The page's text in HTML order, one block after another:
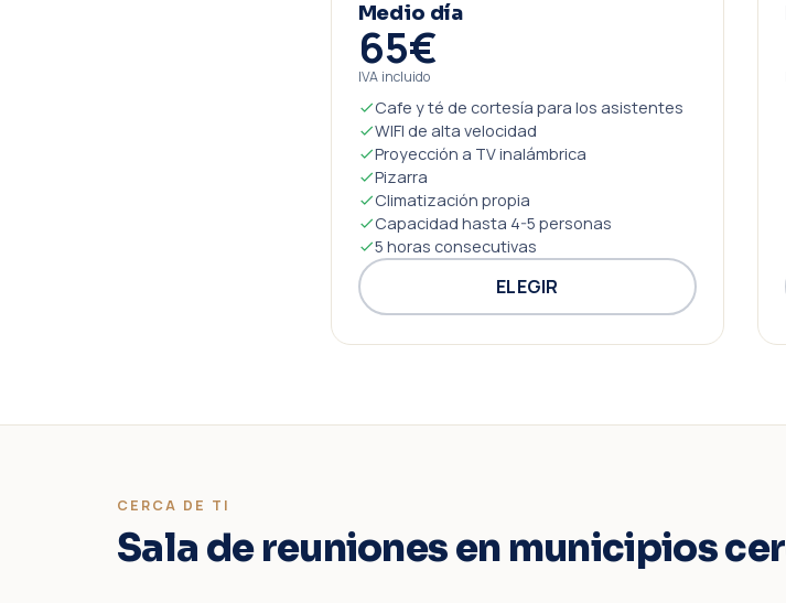
Medio día
65€
IVA incluido
Cafe y té de cortesía para los asistentes
WIFI de alta velocidad
Proyección a TV inalámbrica
Pizarra
Climatización propia
Capacidad hasta 4-5 personas
5 horas consecutivas
ELEGIR
CERCA DE TI
Sala de reuniones en municipios